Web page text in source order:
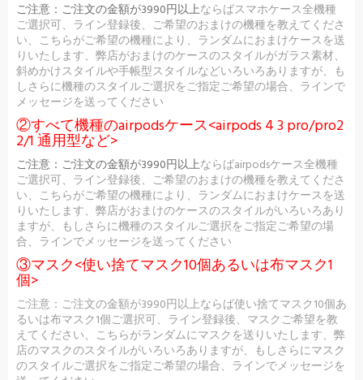
ご注意： ご注文の金額が3990円以上ならばスマホケース全機種
ご選択可、ライン登録後、ご希望のおまけの機種を教えてくださ
い、こちらがご希望の機種により、ランダムにおまけケースを送
りいたします、弊店がおまけのケースのスタイルがガラス素材、
斜めかけスタイルや手帳型スタイルなどいろいろありますが、も
しさらに機種のスタイルご選択をご指定ご希望の場合、ラインで
メッセージを送ってください
②すべて機種のairpodsケース<airpods 4 3 pro/pro2
2/1 通用型など>
ご注意： ご注文の金額が3990円以上ならばairpodsケース全機種
ご選択可、ライン登録後、ご希望のおまけの機種を教えてくださ
い、こちらがご希望の機種により、ランダムにおまけケースを送
りいたします、弊店がおまけのケースのスタイルがいろいろあり
ますが、もしさらに機種のスタイルご選択をご指定ご希望の場
合、ラインでメッセージを送ってください
③マスク<使い捨てマスク10個あるいは布マスク1
個>
ご注意：ご注文の金額が3990円以上ならば使い捨てマスク10個あ
るいは布マスク1個ご選択可、ライン登録後、マスクご希望を教
えてください、こちらがランダムにマスクを送りいたします、弊
店のマスクのスタイルがいろいろありますが、もしさらにマスク
のスタイルご選択をご指定ご希望の場合、ラインでメッセージを